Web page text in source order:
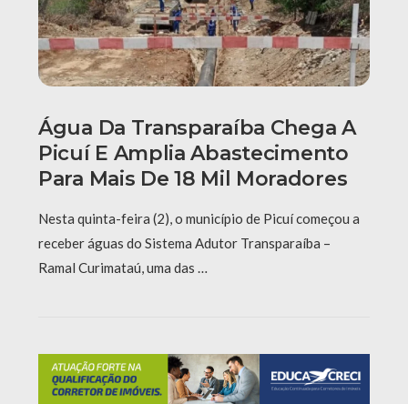
Água Da Transparaíba Chega A
Picuí E Amplia Abastecimento
Para Mais De 18 Mil Moradores
Nesta quinta-feira (2), o município de Picuí começou a
receber águas do Sistema Adutor Transparaíba –
Ramal Curimataú, uma das …